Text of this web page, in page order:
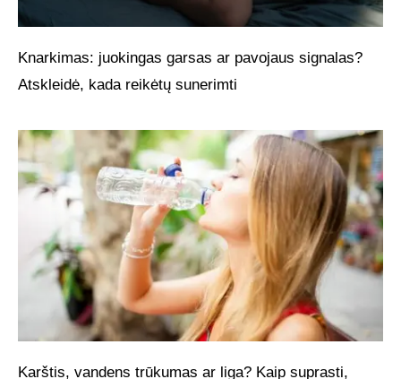
Knarkimas: juokingas garsas ar pavojaus signalas?
Atskleidė, kada reikėtų sunerimti
Karštis, vandens trūkumas ar liga? Kaip suprasti,